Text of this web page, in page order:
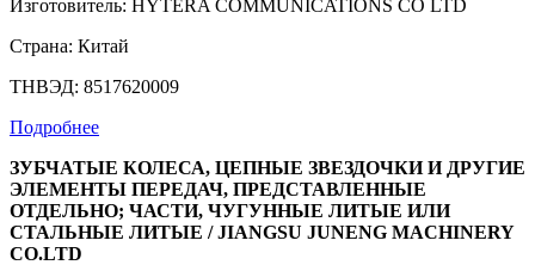
Изготовитель: HYTERA COMMUNICATIONS CO LTD
Страна: Китай
ТНВЭД: 8517620009
Подробнее
ЗУБЧАТЫЕ КОЛЕСА, ЦЕПНЫЕ ЗВЕЗДОЧКИ И ДРУГИЕ
ЭЛЕМЕНТЫ ПЕРЕДАЧ, ПРЕДСТАВЛЕННЫЕ
ОТДЕЛЬНО; ЧАСТИ, ЧУГУННЫЕ ЛИТЫЕ ИЛИ
СТАЛЬНЫЕ ЛИТЫЕ / JIANGSU JUNENG MACHINERY
CO.LTD